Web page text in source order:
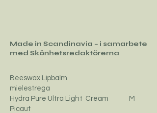
Made in Scandinavia – i samarbete
med Skönhetsredaktörerna
Beeswax Lipbalm
mielestrega
Hydra Pure Ultra Light Cream M
Picaut